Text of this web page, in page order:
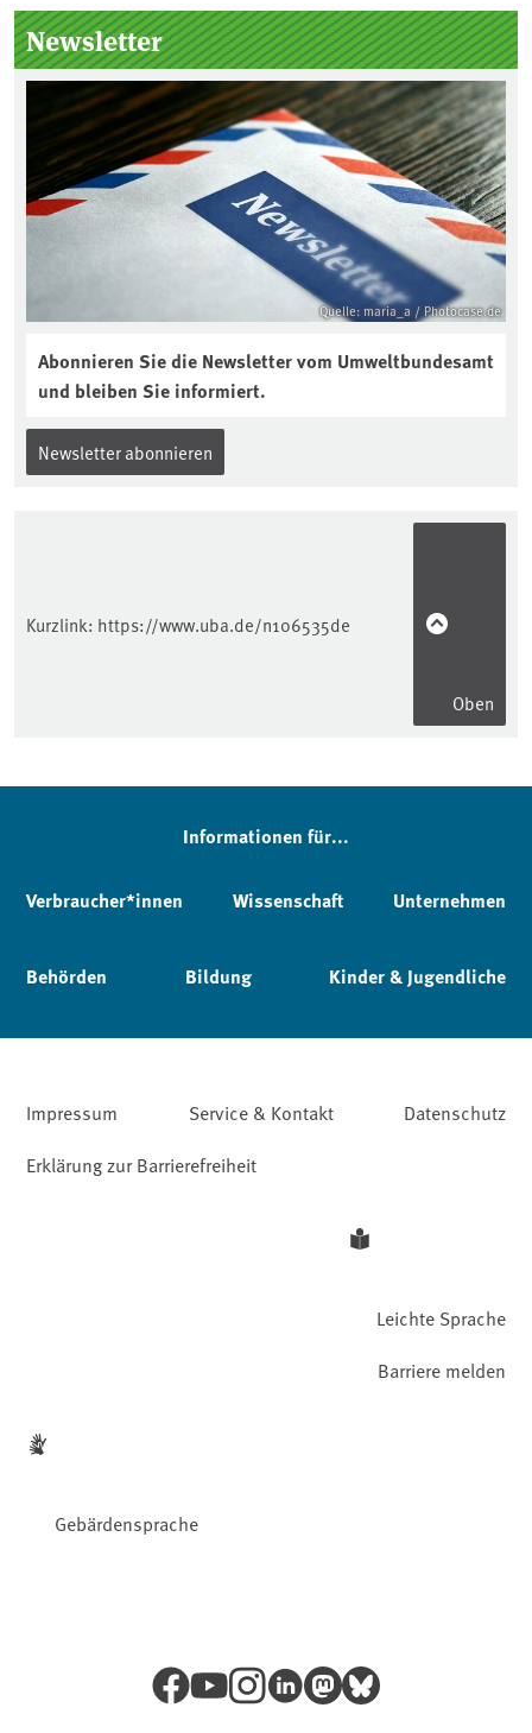
Kuratorium, wie wird der Boden des
Jahres ausgewählt und was passiert
eigentlich während eines solchen
Bodenjahres? Infos dazu gibt es im
aktuellen Podcast „Soilcast“. Jetzt
reinhören:
https://soilcast.de/interview/sc202-
interview-die-kuer-der-krume/
Newsletter
Quelle: maria_a / Photocase.de
Abonnieren Sie die Newsletter vom Umweltbundesamt
und bleiben Sie informiert.
Newsletter abonnieren
Kurzlink: https://www.uba.de/n106535de
Oben
Informationen für...
Verbraucher*innen Wissenschaft Unternehmen
Behörden Bildung Kinder & Jugendliche
Impressum Service & Kontakt
Datenschutz
Erklärung zur Barrierefreiheit
Leichte Sprache
Gebärdensprache
Barriere melden